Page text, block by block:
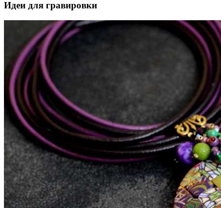
Идеи для гравировки